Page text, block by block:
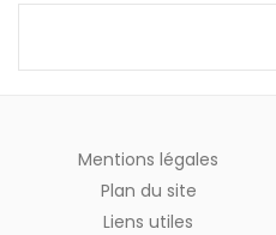
Mentions légales
Plan du site
Liens utiles